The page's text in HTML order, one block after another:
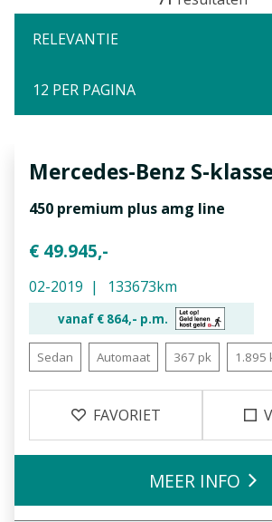
Mercedes-Benz S-
450 premium plus amg line
€ 49.945,-
02-2019 133673km
vanaf € 864,- p.m.
Sedan Automaat 367 pk 1.895
FAVORIET
MEER INFO